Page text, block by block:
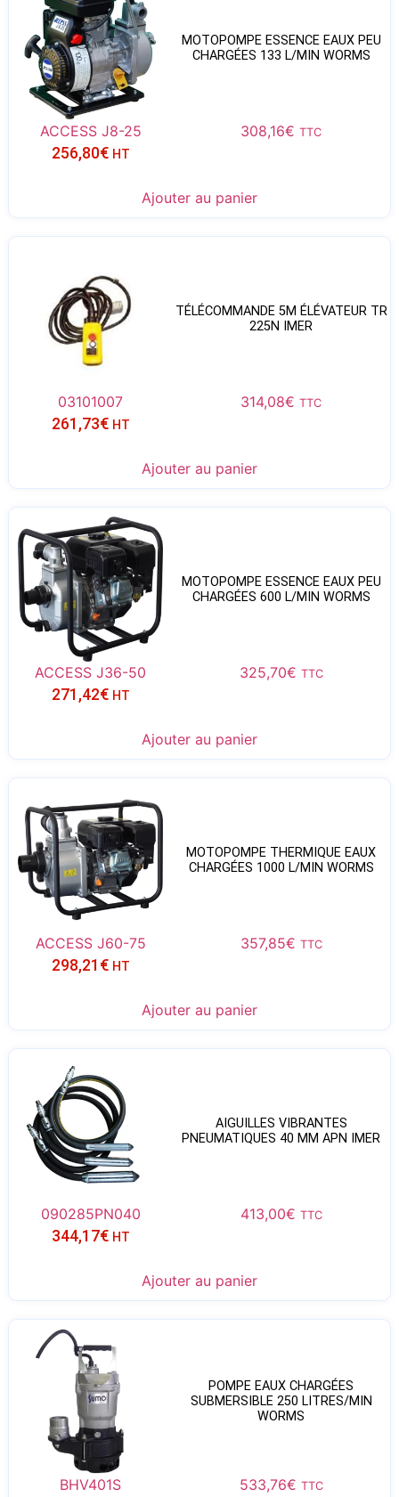
MOTOPOMPE ESSENCE EAUX PEU
CHARGÉES 133 L/MIN WORMS
ACCESS J8-25 308,16€ TTC
256,80€ HT
Ajouter au panier
TÉLÉCOMMANDE 5M ÉLÉVATEUR TR
225N IMER
03101007 314,08€ TTC
261,73€ HT
Ajouter au panier
MOTOPOMPE ESSENCE EAUX PEU
CHARGÉES 600 L/MIN WORMS
ACCESS J36-50 325,70€ TTC
271,42€ HT
Ajouter au panier
MOTOPOMPE THERMIQUE EAUX
CHARGÉES 1000 L/MIN WORMS
ACCESS J60-75 357,85€ TTC
298,21 € HT
Ajouter au panier
AIGUILLES VIBRANTES
PNEUMATIQUES 40 MM APN IMER
090285PN040 413,00€ TTC
344,17€ HT
Ajouter au panier
POMPE EAUX CHARGÉES
SUBMERSIBLE 250 LITRES/MIN
WORMS
BHV401S 533,76€ TTC